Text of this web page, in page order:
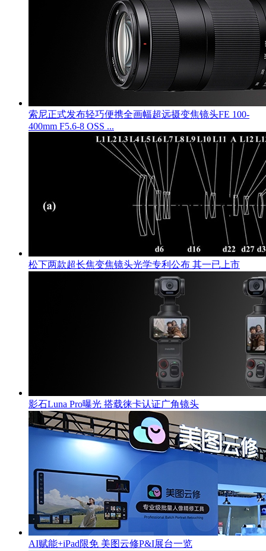
索尼正式发布轻巧便携全画幅超远摄变焦镜头FE 100-
400mm F5.6-8 OSS ...
松下两款超长焦变焦镜头光学专利公布 其一已上市
影石Luna Pro曝光 搭载徕卡认证广角镜头
AI赋能+iPad限免 美图云修P&I展台一览